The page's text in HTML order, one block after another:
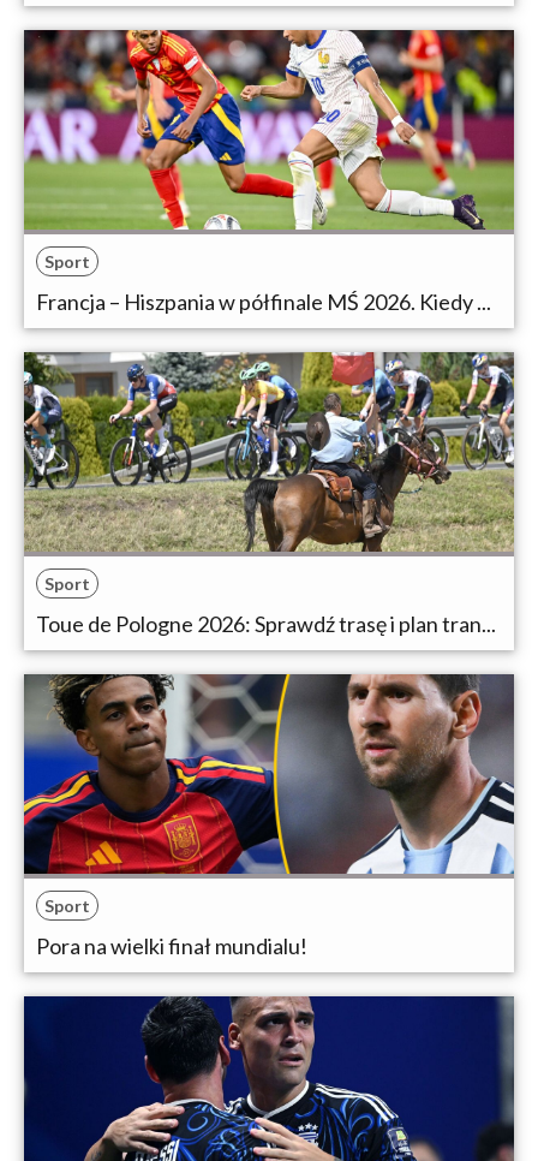
Sport
Francja – Hiszpania w półfinale MŚ 2026. Kiedy ...
Sport
Toue de Pologne 2026: Sprawdź trasę i plan tran...
Sport
Pora na wielki finał mundialu!